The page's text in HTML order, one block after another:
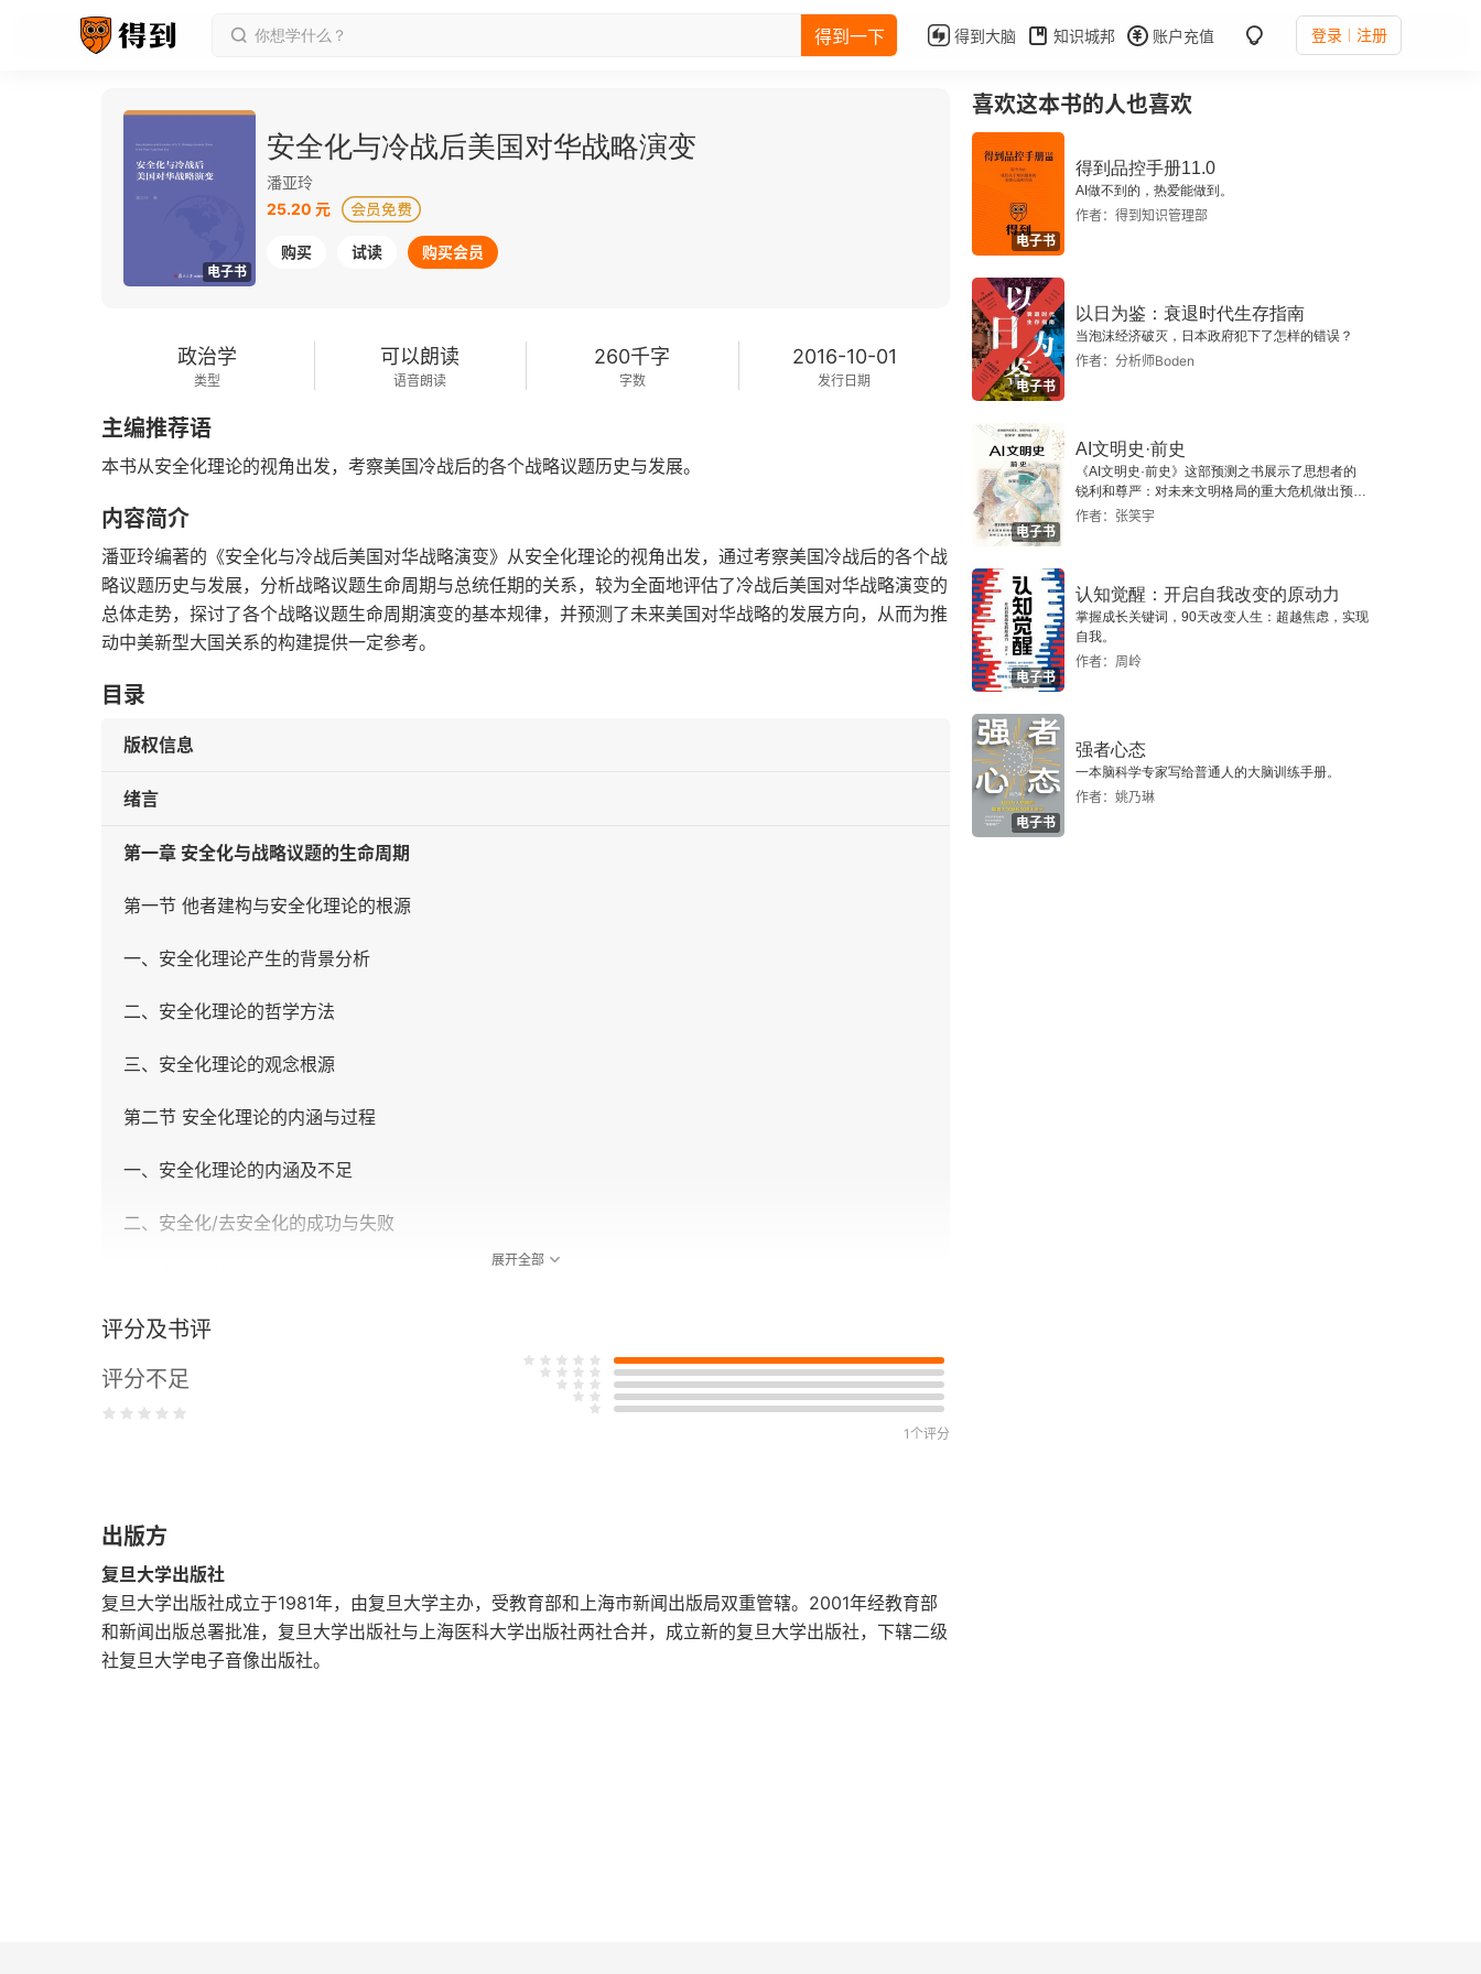
得到一下 得到大脑 知识城邦 账户充值 登录 注册
电子书
安全化与冷战后美国对华战略演变
潘亚玲
25.20 元
购买 试读 购买会员
政治学
类型
可以朗读
语音朗读
260千字
字数
2016-10-01
发行日期
主编推荐语
本书从安全化理论的视角出发，考察美国冷战后的各个战略议题历史与发展。
内容简介
潘亚玲编著的《安全化与冷战后美国对华战略演变》从安全化理论的视角出发，通过考察美国冷战后的各个战
略议题历史与发展，分析战略议题生命周期与总统任期的关系，较为全面地评估了冷战后美国对华战略演变的
总体走势，探讨了各个战略议题生命周期演变的基本规律，并预测了未来美国对华战略的发展方向，从而为推
动中美新型大国关系的构建提供一定参考。
目录
版权信息
绪言
第一章 安全化与战略议题的生命周期
第一节 他者建构与安全化理论的根源
一、安全化理论产生的背景分析
二、安全化理论的哲学方法
三、安全化理论的观念根源
第二节 安全化理论的内涵与过程
一、安全化理论的内涵及不足
二、安全化/去安全化的成功与失败
第三节 战略议题的生命周期理论
一、公共关系与新闻学中的议题生命周期
第二章 安全化与冷战时期的美国对华战略
第一节 想象的敌人与真实的战争：1945～1972年
一、想象的敌人
展开全部
评分及书评
评分不足
1个评分
出版方
复旦大学出版社
复旦大学出版社成立于1981年，由复旦大学主办，受教育部和上海市新闻出版局双重管辖。2001年经教育部
和新闻出版总署批准，复旦大学出版社与上海医科大学出版社两社合并，成立新的复旦大学出版社，下辖二级
社复旦大学电子音像出版社。
喜欢这本书的人也喜欢
电子书
得到品控手册11.0
AI做不到的，热爱能做到。
作者：得到知识管理部
电子书
以日为鉴：衰退时代生存指南
当泡沫经济破灭，日本政府犯下了怎样的错误？
作者：分析师Boden
电子书
AI文明史·前史
《AI文明史·前史》这部预测之书展示了思想者的
锐利和尊严：对未来文明格局的重大危机做出预
警，提示人类做出智慧的选择。
作者：张笑宇
电子书
认知觉醒：开启自我改变的原动力
掌握成长关键词，90天改变人生：超越焦虑，实现
自我。
作者：周岭
电子书
强者心态
一本脑科学专家写给普通人的大脑训练手册。
作者：姚乃琳